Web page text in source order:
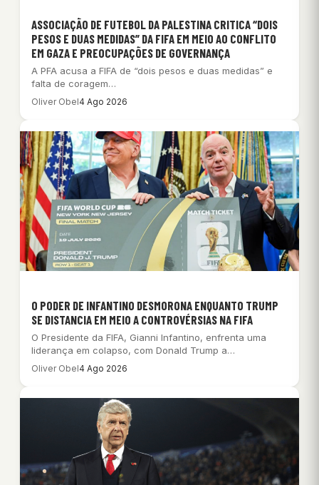
ASSOCIAÇÃO DE FUTEBOL DA PALESTINA CRITICA “DOIS
PESOS E DUAS MEDIDAS” DA FIFA EM MEIO AO CONFLITO
EM GAZA E PREOCUPAÇÕES DE GOVERNANÇA
A PFA acusa a FIFA de “dois pesos e duas medidas” e
falta de coragem…
Oliver Obel4 Ago 2026
O PODER DE INFANTINO DESMORONA ENQUANTO TRUMP
SE DISTANCIA EM MEIO A CONTROVÉRSIAS NA FIFA
O Presidente da FIFA, Gianni Infantino, enfrenta uma
liderança em colapso, com Donald Trump a…
Oliver Obel4 Ago 2026